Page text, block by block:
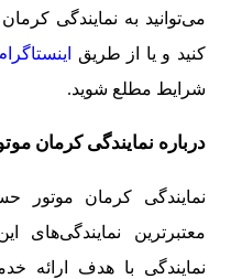
می‌توانید به نمایندگی
کنید و یا از طریق
شرایط مطلع شوید.
درباره نمایندگی کرمان
معتبرترین نمایندگی‌های
نمایندگی با هدف ارائه